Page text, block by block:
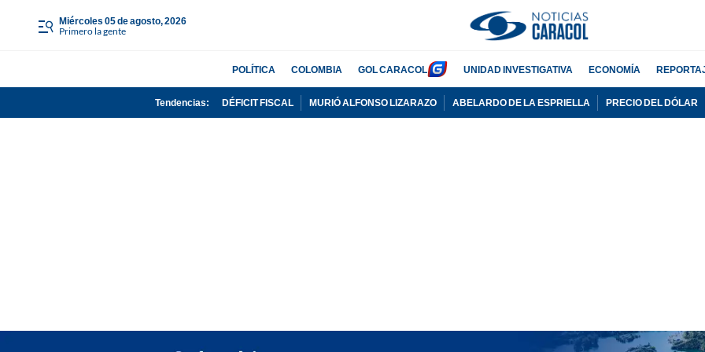
miércoles 05 de agosto, 2026
Primero la gente
POLÍTICA COLOMBIA GOL CARACOL UNIDAD INVESTIGATIVA ECONOMÍA
Tendencias: DÉFICIT FISCAL MURIÓ ALFONSO LIZARAZO ABELARDO DE LA ESPRIELLA PRECIO DEL DÓLAR